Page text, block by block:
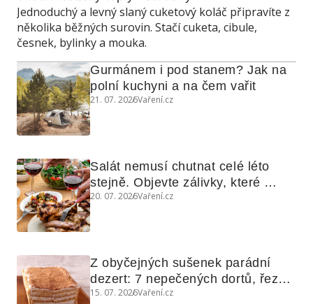
Jednoduchý a levný slaný cuketový koláč připravíte z
několika běžných surovin. Stačí cuketa, cibule,
česnek, bylinky a mouka.
Gurmánem i pod stanem? Jak na
polní kuchyni a na čem vařit
21. 07. 2026Vaření.cz
Salát nemusí chutnat celé léto
stejně. Objevte zálivky, které
využijete i na maso, nudle nebo
20. 07. 2026Vaření.cz
Z obyčejných sušenek parádní
dezert: 7 nepečených dortů, řezů
a koláčů
15. 07. 2026Vaření.cz